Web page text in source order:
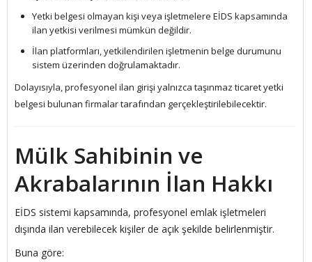
Yetki belgesi olmayan kişi veya işletmelere EİDS kapsamında
ilan yetkisi verilmesi mümkün değildir.
İlan platformları, yetkilendirilen işletmenin belge durumunu
sistem üzerinden doğrulamaktadır.
Dolayısıyla, profesyonel ilan girişi yalnızca taşınmaz ticaret yetki
belgesi bulunan firmalar tarafından gerçekleştirilebilecektir.
Mülk Sahibinin ve
Akrabalarının İlan Hakkı
EİDS sistemi kapsamında, profesyonel emlak işletmeleri
dışında ilan verebilecek kişiler de açık şekilde belirlenmiştir.
Buna göre: